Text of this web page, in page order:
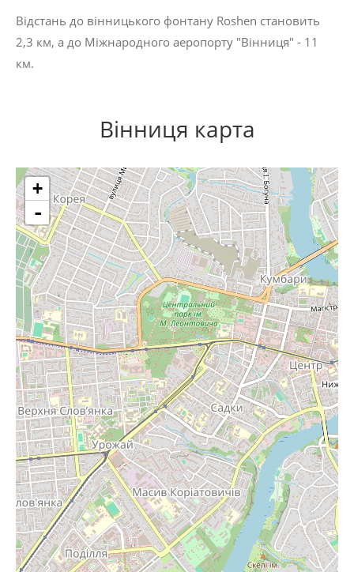
Відстань до вінницького фонтану Roshen становить
2,3 км, а до Міжнародного аеропорту "Вінниця" - 11
км.
Вінниця карта
+
-